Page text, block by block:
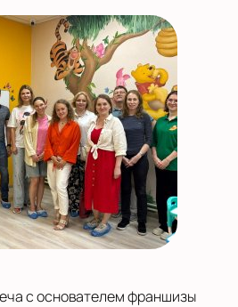
с основателем франшизы